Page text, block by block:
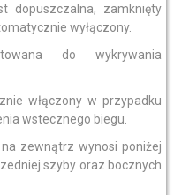
dopuszczalna, zamknięty
wyłączony.
do wykrywania
włączony w przypadku
wstecznego biegu.
zewnątrz wynosi poniżej
szyby oraz bocznych